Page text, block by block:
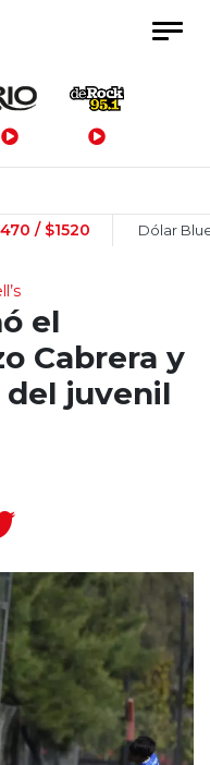
Dólar Blue:
el
Cabrera y
del juvenil